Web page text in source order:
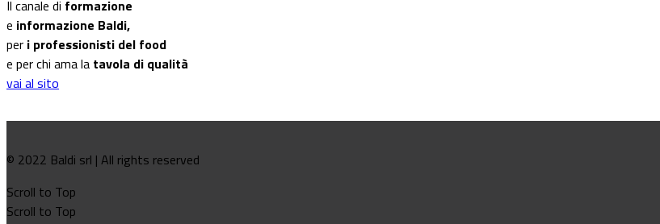
Il canale di formazione
e informazione Baldi,
per i professionisti del food
e per chi ama la tavola di qualità
vai al sito
© 2022 Baldi srl | All rights reserved
Scroll to Top
Scroll to Top